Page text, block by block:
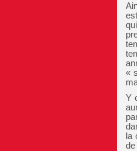
«
Y
la
de